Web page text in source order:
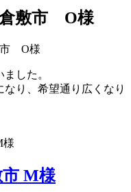
敷市 O様
した。
り、希望通り広くなり
市 M様